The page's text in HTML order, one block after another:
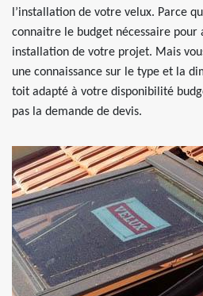
l’installation de votre velux. Parce
connaitre le budget nécessaire pour
installation de votre projet. Mais
une connaissance sur le type et la
toit adapté à votre disponibilité
pas la demande de devis.